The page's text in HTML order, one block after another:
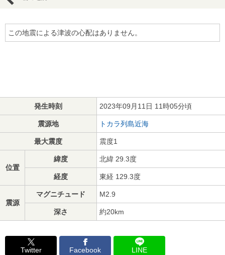
この地震による津波の心配はありません。
発生時刻 2023年09月11日 11時05分頃
震源地 トカラ列島近海
最大震度 震度1
位置
緯度 北緯 29.3度
経度 東経 129.3度
震源
マグニチュード M2.9
深さ 約20km
Twitter Facebook LINE